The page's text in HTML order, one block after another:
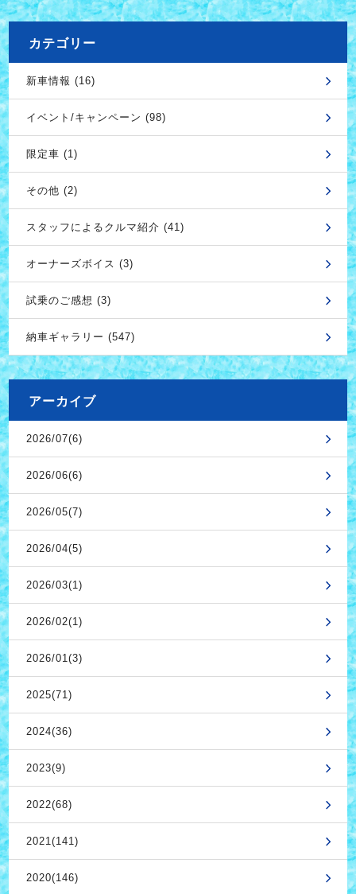
カテゴリー
新車情報 (16)
イベント/キャンペーン (98)
限定車 (1)
その他 (2)
スタッフによるクルマ紹介 (41)
オーナーズボイス (3)
試乗のご感想 (3)
納車ギャラリー (547)
アーカイブ
2026/07(6)
2026/06(6)
2026/05(7)
2026/04(5)
2026/03(1)
2026/02(1)
2026/01(3)
2025(71)
2024(36)
2023(9)
2022(68)
2021(141)
2020(146)